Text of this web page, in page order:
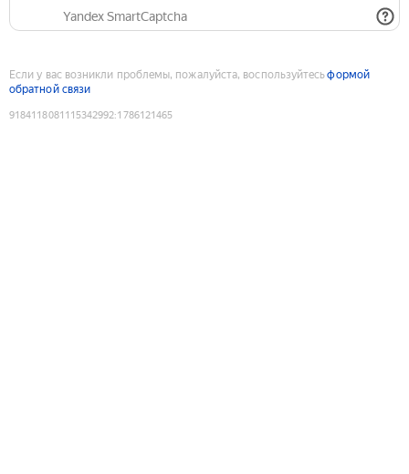
Yandex SmartCaptcha
Если у вас возникли проблемы, пожалуйста, воспользуйтесьформой
обратной связи
9184118081115342992:1786121465